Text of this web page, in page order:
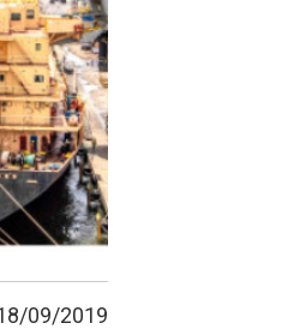
09/2019